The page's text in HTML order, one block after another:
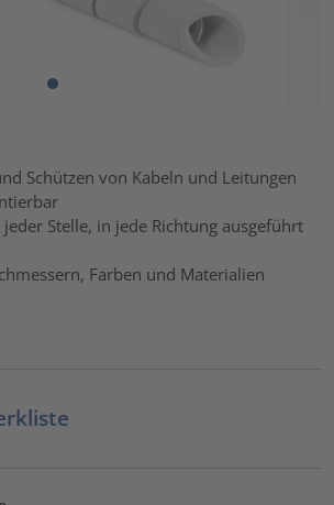
Schützen von Kabeln und Leitungen
Stelle, in jede Richtung ausgeführt
Farben und Materialien